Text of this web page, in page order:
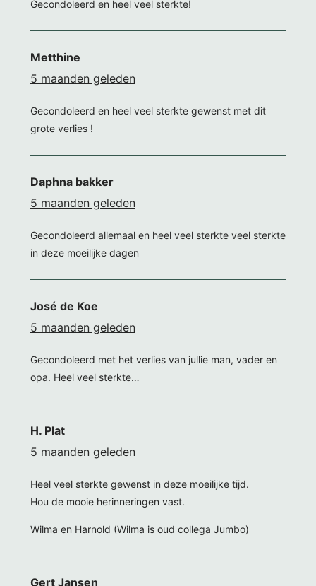
Gecondoleerd en heel veel sterkte!
Metthine
5 maanden geleden
Gecondoleerd en heel veel sterkte gewenst met dit
grote verlies !
Daphna bakker
5 maanden geleden
Gecondoleerd allemaal en heel veel sterkte veel sterkte
in deze moeilijke dagen
José de Koe
5 maanden geleden
Gecondoleerd met het verlies van jullie man, vader en
opa. Heel veel sterkte…
H. Plat
5 maanden geleden
Heel veel sterkte gewenst in deze moeilijke tijd.
Hou de mooie herinneringen vast.
Wilma en Harnold (Wilma is oud collega Jumbo)
Gert Jansen